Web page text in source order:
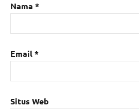
Nama *
Email*
Situs Web